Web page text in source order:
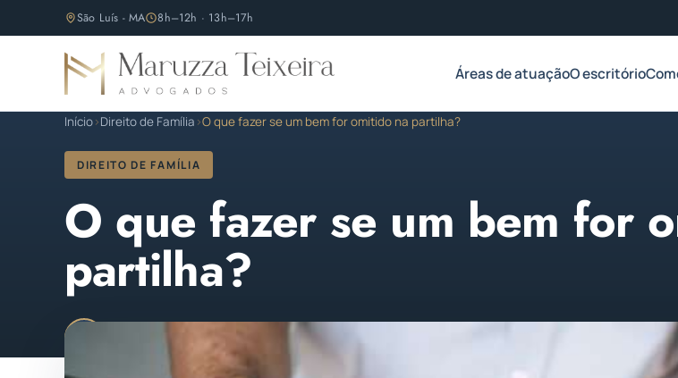
São Luís - MA 8h–12h · 13h–17h
Áreas de atuaçãoO escritório
Início›Direito de Família ›O que fazer se um bem for omitido na partilha?
DIREITO DE FAMÍLIA
O que fazer se um bem for
partilha?
Publicado em 03 de maio de 2023